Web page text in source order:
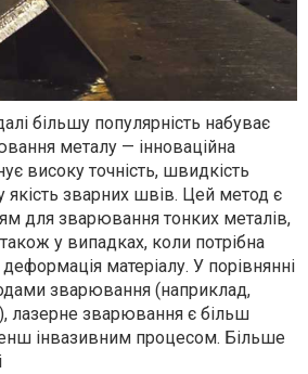
більшу популярність набуває
металу — інноваційна
високу точність, швидкість
якість зварних швів. Цей метод є
для зварювання тонких металів,
у випадках, коли потрібна
матеріалу. У порівнянні
зварювання (наприклад,
лазерне зварювання є більш
інвазивним процесом. Більше